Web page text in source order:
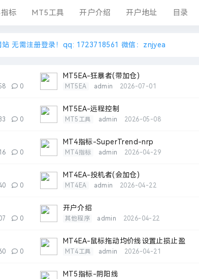
标 MT5工具 开户介绍 开户地址 目录
无需注册登录！qq: 1723718561 微信：znjyea
0
MT5EA-狂暴者(带加仓)
MT5EA admin 2026-07-01
0
MT5EA-远程控制
MT5工具 admin 2026-05-08
0
MT4指标-SuperTrend-nrp
MT4指标 admin 2026-04-29
0
MT4EA-投机者(会加仓)
MT4EA admin 2026-04-22
0
开户介绍
其他程序 admin 2026-04-22
0
MT4EA-鼠标拖动均价线设置止损止盈
MT4工具 admin 2026-04-21
MT5指标-阴阳线